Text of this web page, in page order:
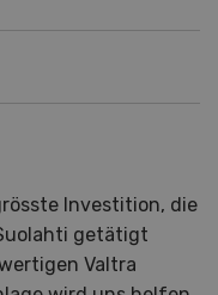
Investition, die
getätigt
Valtra